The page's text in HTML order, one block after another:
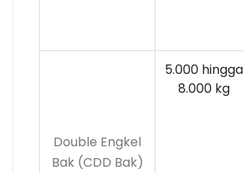
Double Engkel
Bak (CDD Bak)
5.000 hingga
8.000 kg